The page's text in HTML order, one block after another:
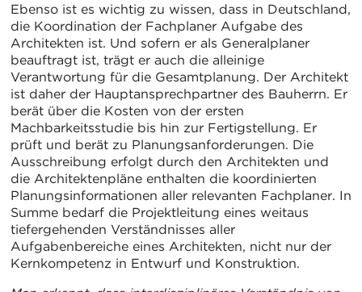
Ebenso ist es wichtig zu wissen, dass in Deutschland,
die Koordination der Fachplaner Aufgabe des
Architekten ist. Und sofern er als Generalplaner
beauftragt ist, trägt er auch die alleinige
Verantwortung für die Gesamtplanung. Der Architekt
ist daher der Hauptansprechpartner des Bauherrn. Er
berät über die Kosten von der ersten
Machbarkeitsstudie bis hin zur Fertigstellung. Er
prüft und berät zu Planungsanforderungen. Die
Ausschreibung erfolgt durch den Architekten und
die Architektenpläne enthalten die koordinierten
Planungsinformationen aller relevanten Fachplaner. In
Summe bedarf die Projektleitung eines weitaus
tiefergehenden Verständnisses aller
Aufgabenbereiche eines Architekten, nicht nur der
Kernkompetenz in Entwurf und Konstruktion.